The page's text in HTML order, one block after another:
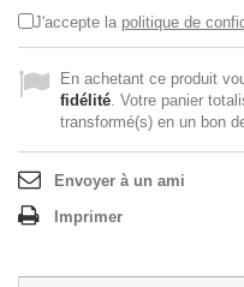
J'accepte la politique de
En achetant ce produit
fidélité. Votre panier
transformé(s) en un bon
Envoyer à un ami
Imprimer